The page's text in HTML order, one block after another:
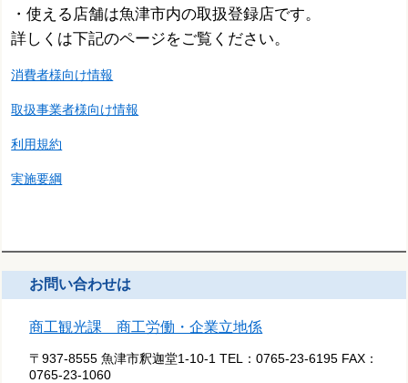
・使える店舗は魚津市内の取扱登録店です。
詳しくは下記のページをご覧ください。
消費者様向け情報
取扱事業者様向け情報
利用規約
実施要綱
お問い合わせは
商工観光課 商工労働・企業立地係
〒937-8555 魚津市釈迦堂1-10-1 TEL：0765-23-6195 FAX：
0765-23-1060